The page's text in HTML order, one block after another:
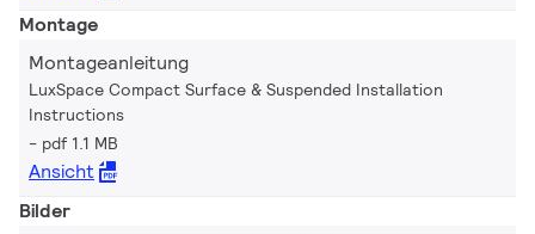
Montage
Montageanleitung
LuxSpace Compact Surface & Suspended Installation
Instructions
pdf 1.1 MB
Ansicht
Bilder